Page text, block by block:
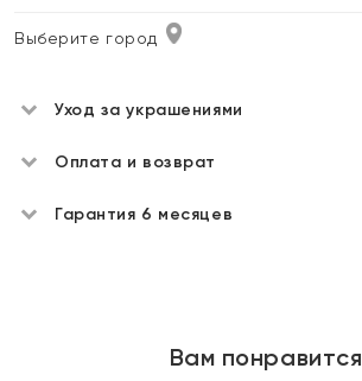
Выберите город
Уход за украшениями
Оплата и возврат
Гарантия 6 месяцев
Вам понравится